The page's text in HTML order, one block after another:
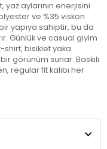
yaz aylarının enerjisini
ve %35 viskon
yapıya sahiptir, bu da
Günlük ve casual giyim
shirt, bisiklet yaka
görünüm sunar. Baskılı
regular fit kalıbı her
özgürce